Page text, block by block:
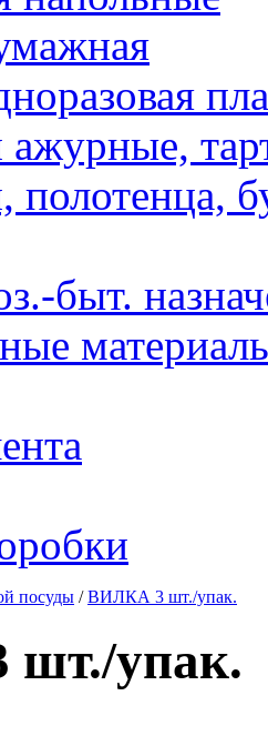
полотенца,
быт.
посуды /ВИЛКА 3 шт./упак.
упак.